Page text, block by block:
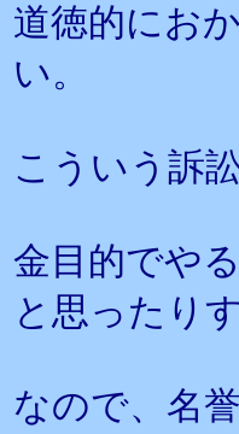
道徳的にお
い。
こういう訴
金目的でや
と思ったりす
なので、名